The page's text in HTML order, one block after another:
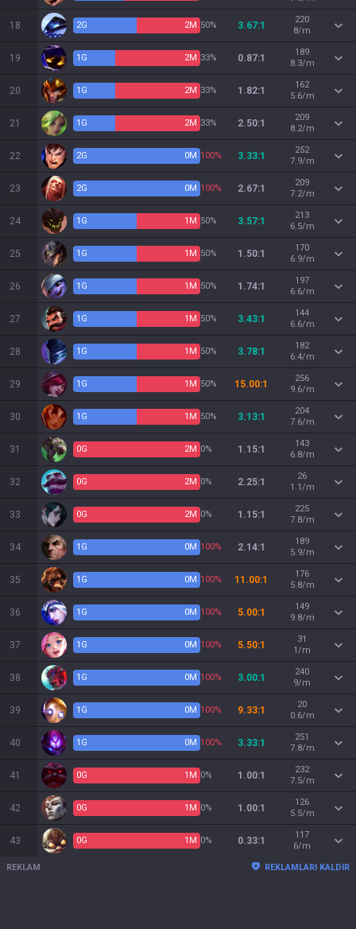
18 2G 2M 50% 3.67:1
220
8/m
19 1 G 2M 33% 0.87:1
189
8.3/m
20 1 G 2M 33% 1.82:1
162
5.6/m
21 1 G 2M 33% 2.50:1
209
8.2/m
22 2G 0M 100% 3.33:1
252
7.9/m
23 2G 0M 100% 2.67:1
209
7.2/m
24 1 G 1 M 50% 3.57:1
213
6.5/m
25 1 G 1 M 50% 1.50:1
170
6.9/m
26 1 G 1 M 50% 1.74:1
197
6.6/m
27 1 G 1 M 50% 3.43:1
144
6.6/m
28 1 G 1 M 50% 3.78:1
182
6.4/m
29 1 G 1 M 50% 15.00:1
256
9.6/m
30 1 G 1 M 50% 3.13:1
204
7.6/m
31 0G 2M 0% 1.15:1
143
6.8/m
32 0G 2M 0% 2.25:1
26
1.1/m
33 0G 2M 0% 1.15:1
225
7.8/m
34 1 G 0M 100% 2.14:1
189
5.9/m
35 1 G 0M 100% 11.00:1
176
5.8/m
36 1 G 0M 100% 5.00:1
149
9.8/m
37 1 G 0M 100% 5.50:1
31
1/m
38 1 G 0M 100% 3.00:1
240
9/m
39 1 G 0M 100% 9.33:1
20
0.6/m
40 1 G 0M 100% 3.33:1
251
7.8/m
41 0G 1 M 0% 1.00:1
232
7.5/m
42 0G 1 M 0% 1.00:1
126
5.5/m
43 0G 1 M 0% 0.33:1
117
6/m
REKLAM REKLAMLARI KALDIR